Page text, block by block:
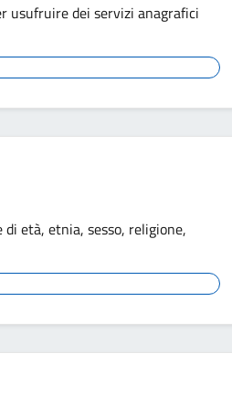
usufruire dei servizi anagrafici
età, etnia, sesso, religione,